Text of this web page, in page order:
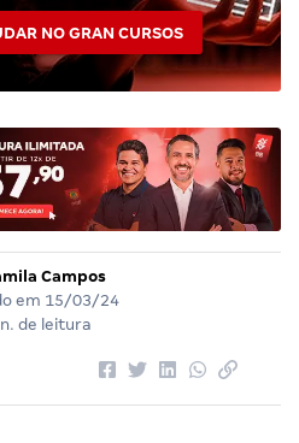
NO GRAN CURSOS
Campos
em 15/03/24
de leitura